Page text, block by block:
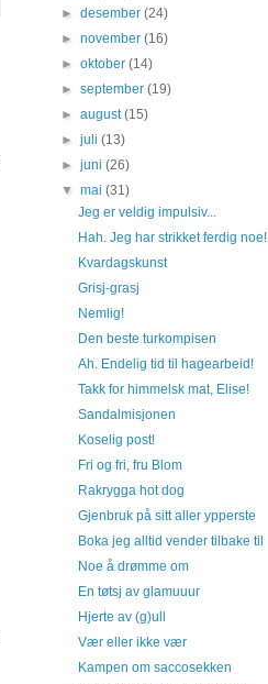
►desember(24)
►november(16)
►oktober(14)
►september(19)
►august(15)
►juli(13)
►juni(26)
▼mai(31)
Jeg er veldig impulsiv...
Hah. Jeg har strikket ferdig noe!
Kvardagskunst
Grisj-grasj
Nemlig!
Den beste turkompisen
Ah. Endelig tid til hagearbeid!
Takk for himmelsk mat, Elise!
Sandalmisjonen
Koselig post!
Fri og fri, fru Blom
Rakrygga hot dog
Gjenbruk på sitt aller ypperste
Boka jeg alltid vender tilbake til
Noe å drømme om
En tøtsj av glamuuur
Hjerte av (g)ull
Vær eller ikke vær
Kampen om saccosekken